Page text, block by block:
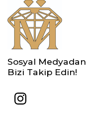
Sosyal Medyadan
Bizi Takip Edin!